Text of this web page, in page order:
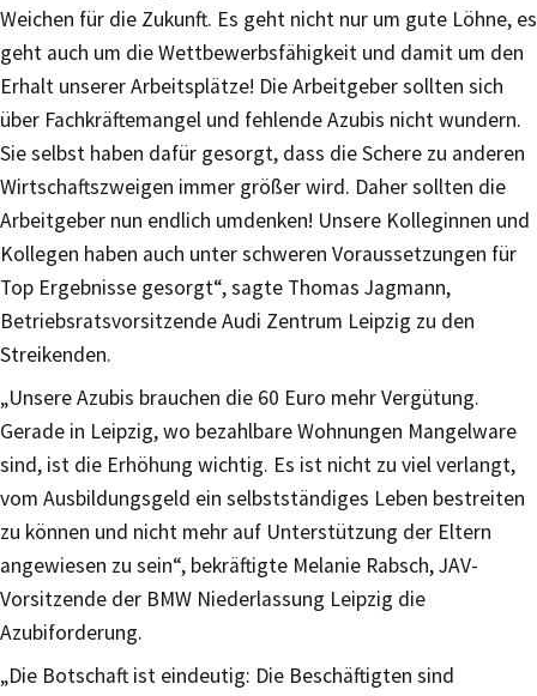
Weichen für die Zukunft. Es geht nicht nur um gute Löhne, es
geht auch um die Wettbewerbsfähigkeit und damit um den
Erhalt unserer Arbeitsplätze! Die Arbeitgeber sollten sich
über Fachkräftemangel und fehlende Azubis nicht wundern.
Sie selbst haben dafür gesorgt, dass die Schere zu anderen
Wirtschaftszweigen immer größer wird. Daher sollten die
Arbeitgeber nun endlich umdenken! Unsere Kolleginnen und
Kollegen haben auch unter schweren Voraussetzungen für
Top Ergebnisse gesorgt“, sagte Thomas Jagmann,
Betriebsratsvorsitzende Audi Zentrum Leipzig zu den
Streikenden.
„Unsere Azubis brauchen die 60 Euro mehr Vergütung.
Gerade in Leipzig, wo bezahlbare Wohnungen Mangelware
sind, ist die Erhöhung wichtig. Es ist nicht zu viel verlangt,
vom Ausbildungsgeld ein selbstständiges Leben bestreiten
zu können und nicht mehr auf Unterstützung der Eltern
angewiesen zu sein“, bekräftigte Melanie Rabsch, JAV-
Vorsitzende der BMW Niederlassung Leipzig die
Azubiforderung.
„Die Botschaft ist eindeutig: Die Beschäftigten sind